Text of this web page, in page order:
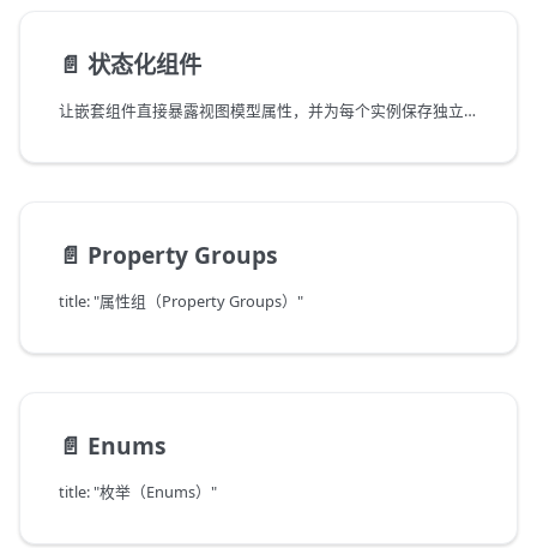
📄️ 状态化组件
让嵌套组件直接暴露视图模型属性，并为每个实例保存独立值。
📄️ Property Groups
title: "属性组（Property Groups）"
📄️ Enums
title: "枚举（Enums）"